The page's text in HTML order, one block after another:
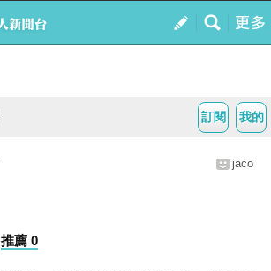
我的
訂閱
jaco
推薦 0